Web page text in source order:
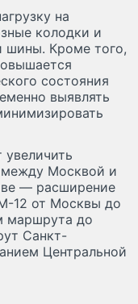
на
колодки и
шины. Кроме того,
состояния
выявлять
между Москвой и
— расширение
12 от Москвы до
маршрута до
Санкт-
Центральной